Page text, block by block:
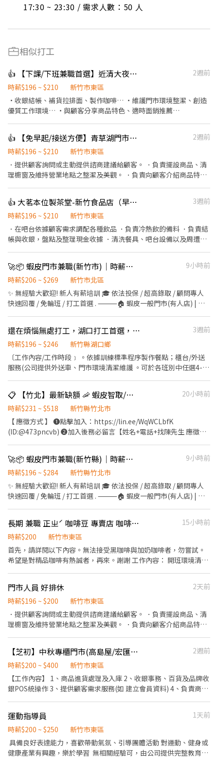
17:30 ~ 23:30 / 需求人數：50 人
相似打工
👍 【下課/下班兼職首選】近清大夜市7-11孟竹門市 晚班動茲動夥伴⁠
2週前
時薪$196 ~ $210
新竹市東區
·收銀結帳、補貨拉排面、製作咖啡… ·維護門市環境整潔、創造
優質工作環境… ·與顧客分享商品特色、適時面銷推薦…
👍 【免早起/接送方便】青草湖門市10-18點舒適中班夥伴！(近青草湖國小)⁠
2週前
時薪$196 ~ $210
新竹市東區
．提供顧客詢問或主動提供諮商建議給顧客。 ．負責擺設商品、清
理櫥窗及維持營業地點之整潔及美觀。 ．負責向顧客介紹商品特
束營業前，統計銷售情形、盤點貨品存量及撰寫當日業務報表。
👍 大茗本位製茶堂-新竹食品店（早班長期工讀）
3週前
時薪$196 ~ $210
新竹市東區
．在吧台依據顧客需求調配各種飲品 ．負責冷熱飲的備料 ．負責結
帳與收銀，盤點及整理現金收據 ．清洗餐具、吧台設備以及周遭工
🚀📦 蝦皮門市兼職(新竹市)｜時薪最高$269/無經驗可/高錄取
9小時前
時薪$206 ~ $269
新竹市北區
✨ 無經驗大歡迎! 新人有薪培訓 🎓 依法投保 / 超高錄取 / 顧問專人
快速回覆 / 免輪班 / 打工首選 . ⸻🏠 蝦皮一般門市(有人店) | 免
與清潔維護作業 🤝 協助執行門市營運維護與彈性調店支援 🕒工作時
間: ▸ 早班 11:00-17:30 ▸ 晚班 18:45-22:45, 16:15-22:45 ▸ 假日班: 配
合早晚輪班 📌 排班說明: 平日一週給班 3-5 天, 假日配合主管排班 💰
薪資 (含津貼加給): ▸ 早、晚班 $206-$221 . ⸻ 🛵 蝦皮智取店 |
自主度高・享津貼加給(需自備機車+駕照) ✅工作內容: 📦 包裹收
業 🔄 配合店到店內容調整 🛵 鄰近門市調店支援 (早晚班 10 公里內,
夜班 16 公里內) 🕒工作時間: ▸ 早班: 07:00~08:30-13:30 (配合 2-5
照貨量彈性排班) ▸ 夜班: 23:30-03:30 (配合 2-4 小時依照貨量彈性排
班) ▸ 假日班: 早班 07:00-12:00 / 晚班 17:30-23:30 (配合 2-5 小時依
照貨量彈性排班) 📌 排班說明: 平日一週給班 3-5 天, 假日配合主管排
班 💰薪資 (含津貼加給): ▸ 早班 $204-$229 ▸ 晚、夜班 $224-$269
⸻ ✅工作地點: 東區 / 北區 / 香山區 💪 其他區域也歡迎直接私訊
詢問! 🔥 搶手熱缺異動極快, 優質好缺錯過就沒有了! . ⸻【應徵
方式】⸻ ⚡ 搶手缺額隨時額滿, 手刀點下方 "立即應徵", 顧問線
上馬上回覆安排面試! 或搜尋官方帳號: @922vyxod (一定要加 @ 喔)
加入後請按照格式留言, 專員第一時間處理! 🚫 求職完全免收費 🤝 安
心上工有保障
還在煩惱無處打工，湖口打工首選，必勝客歡迎你
3週前
時薪$196 ~ $246
新竹縣湖口鄉
〔工作內容/工作時段﹞ 。依據訓練標準程序製作餐點；櫃台/外送
服務(公司提供外送車、門市環境清潔維護 。可於各班別中任選4-6
薪($2/時 ◆ 值班津貼：每小時40元(晉升幹部後 ◆ 健檢：任職滿一
年起，公司提供年度健檢照顧你的健康 ◆ 保險：除勞、健、勞退
外，公司更為你投保團保維護你的安全 ◆ 員工用餐折扣：每月任職
滿50小時，即享有乙次員工折扣優惠85折簡訊，除了自用也能分享
給親友共享唷 ◆ 生日/節慶禮卷： 你生日我慶祝，生日當月我們提
福利禮券 好好與家人歡慶 你旅遊我贊助，每年職福會提供你旅遊津
貼 好好享受幸福人生 ◎ 詳細工作時間於面試時告知
📋 【竹北】最新缺額 🦐 蝦皮智取/門市⚡快速報到
20小時前
時薪$231 ~ $518
新竹縣竹北市
【 應徵方式 】 ❶點擊加入：https://lin.ee/WqWCLbfK
(ID:@473pncvb) ❷加入後務必留言【姓名+電話+找陳先生 應徵竹
薪資 $239/hr(竹北市)+(晚班獎金 20 /夜班獎金 40) ✦工作內容-不需
顧客服務 1.包裹搬運、理貨(搬物流箱10~15公斤不等) 2.維持門市作
業區環境、清潔 3.配合單日跑點(1~5間門市) 🔔需自備機車、駕照 ✦
工作時間 (日排2~5hr依實際情況而定) ⭕缺額門市、班別如下方⭕
固定早班 07:00-13:30、08:30-13:30 固定晚班 17:30-23:30、
班 --------------------------- 【✔️有人店(一般門市)✔️】 ✦工作薪資
$231/hr(竹北市) ✦工作內容- (提供完整教育訓練及店面實習) 1.負
責包裹收寄、搬運、盤點、理貨等 2.門市相關作業 3.可配合調店、
支援佳(兼職可不調店) ✦工作時間 ⭕缺額門市、班別如下方⭕ 固定
早班 10:30-17:30 (平日4-6H/假日6-8H) 固定晚班❶16:15-22:45
❷18:45-22:45（一週至少2天16:15起班） ✦排班方式 含假日周排
班3-5天班 ----------------------------- ▶工作地點 (可自選門店) 缺
竹北科大 - 智取店 竹北市科大一路43號1樓(缺早、晚、假日晚) ☀️竹
北高鐵 - 智取店 竹北市高鐵三街43號1樓(缺早、晚、假日早、假日
晚) ✔️竹北中山店 竹北市中山路57號1樓(缺晚) ✔️竹北中正店 竹北市
中正西路552號1樓(缺晚) ✔️竹北新溪店 竹北市新溪街10號1樓(缺
晚) ✔️竹北嘉豐店 竹北市嘉豐五路二段132號1樓(缺晚)
🚀📦 蝦皮門市兼職(新竹縣)｜時薪最高$244/無經驗可/高錄取
9小時前
時薪$196 ~ $284
新竹縣竹北市
✨ 無經驗大歡迎! 新人有薪培訓 🎓 依法投保 / 超高錄取 / 顧問專人
快速回覆 / 免輪班 / 打工首選 . ⸻🏠 蝦皮一般門市(有人店) | 免
與清潔維護作業 🤝 協助執行門市營運維護與彈性調店支援 🕒工作時
間: ▸ 早班 11:00-17:30 ▸ 晚班 18:45-22:45, 16:15-22:45 📌 排班說
明: 平日一週給班 3-5 天, 假日配合主管排班 💰薪資 (含津貼加給): ▸
早、晚班 $196-$231 . ⸻ 🛵 蝦皮智取店 | 自主度高・享津貼加
調整與支援有人店 🛵 鄰近門市調店支援 (早晚班 10 公里內, 夜班 16
公里內) 🕒工作時間: ▸ 早班: 07:00~08:30-13:30 (配合 2-5 小時依照
貨量彈性排班) ▸ 晚班: 17:30/18:30-23:30 (配合 2-5 小時依照貨量彈
性排班) ▸ 夜班: 23:30-03:30 (配合 2-4 小時依照貨量彈性排班) ▸ 假
日班: 早班 07:00-12:00 / 晚班 17:30-23:30 (配合 2-5 小時依照貨量
彈性排班) 📌 排班說明: 平日一週給班 3-5 天, 假日配合主管排班 💰
薪資 (含津貼加給): ▸ 早班 $204-$244 ▸ 晚、夜班 $224-$284 ⸻
✅工作地點: 竹北 / 竹東 / 湖口 / 北埔 / 新豐 / 新埔 / 關西 / 芎林 💪 其
他區域也歡迎直接私訊詢問! 🔥 搶手熱缺異動極快, 優質好缺錯過就
沒有了! . ⸻【應徵方式】⸻ ⚡ 搶手缺額隨時額滿, 手刀點下
方 "立即應徵", 顧問線上馬上回覆安排面試! 或搜尋官方帳號:
@922vyxod (一定要加 @ 喔) 加入後請按照格式留言, 專員第一時間
處理! 🚫 求職完全免收費 🤝 安心上工有保障
長期 兼職 正ㄓˊ 咖啡豆 專賣店 咖啡廳 新竹 有店貓
15小時前
時薪$200
新竹市東區
首先，請詳閱以下內容。無法接受黑咖啡與加奶咖啡者，勿嘗試。
希望是對精品咖啡有熱誠者，再來。謝謝 工作內容： 開班環境清
有7成工作時間是在挑瑕疵咖啡豆，此工作需要耗費 眼力 及 耐心。
無 耐心 者請勿嘗試。謝謝。 目前需要可以配合彈性時段的上班者，
薪資 時薪 制(200)詳細面談。希望應徵者是對精品咖啡有興趣者。
有機會培訓成正式店員。希望假日都可以上班最好(可輪排休)。平日
時間就是店的營業時間。營業時間如下： (一)~(五) 07:30 ~ 22:00
(六) 09:30 ~ 21:30 (日) 09:30 ~ 18:30
門市人員 好排休
2天前
時薪$196 ~ $200
新竹市東區
．提供顧客詢問或主動提供諮商建議給顧客。 ．負責擺設商品、清
理櫥窗及維持營業地點之整潔及美觀。 ．負責向顧客介紹商品特
【芝初】中秋專櫃門市(高島屋/宏匯/新竹) 另有銷售獎金
2週前
時薪$200 ~ $400
新竹市東區
【工作內容】 1、商品進貨處理及入庫 2、收銀事務、百貨及品牌收
銀POS統操作 3、提供顧客需求服務(如 建立會員資料) 4、負責商品
115.07.01~115.09.30 星期六、日，國定假日視店舖人力需求，須配
合排班。 時薪200元(遇國定假日給雙倍)，中間將給休息時間不支薪
【另有其他櫃位參考】 💚新光三越-台南西門新天地 (7/7~7/19)
(8/13~9/9) 💚天母-大葉高島屋 (8/14~9/30) 💚新莊-宏匯廣場
運動指導員
1天前
時薪$200 ~ $250
新竹市東區
具備良好表達能力，喜歡帶動氣氛、引導團體活動 對運動、健身或
健康產業有興趣，樂於學習 無相關經驗可，由公司提供完整教育訓